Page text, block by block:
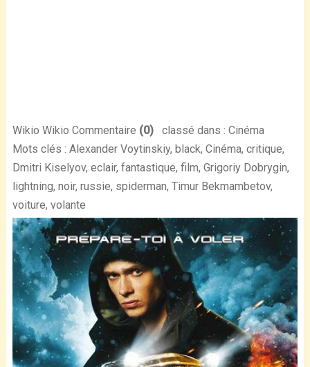
Wikio Wikio Commentaire (0)classé dans : Cinéma
Mots clés : Alexander Voytinskiy, black, Cinéma, critique,
Dmitri Kiselyov, eclair, fantastique, film, Grigoriy Dobrygin,
lightning, noir, russie, spiderman, Timur Bekmambetov,
voiture, volante